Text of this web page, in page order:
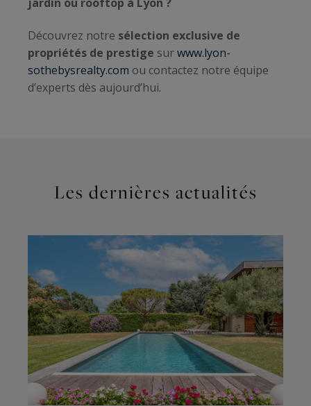
Découvrez notre sélection exclusive de
propriétés de prestige surwww.lyon-
sothebysrealty.com ou contactez notre équipe
d’experts dès aujourd’hui.
Les dernières actualités